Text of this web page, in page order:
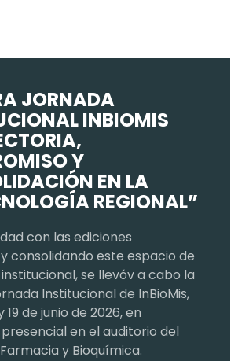
JORNADA
INBIOMIS
Y
EN LA
REGIONAL”
con las ediciones
consolidando este espacio de
se llevóv a cabo la
Institucional de InBioMis,
19 de junio de 2026, en
en el auditorio del
y Bioquímica.